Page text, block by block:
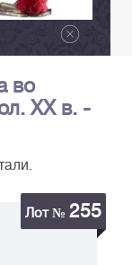
во
ХХ в. -
Лот № 255